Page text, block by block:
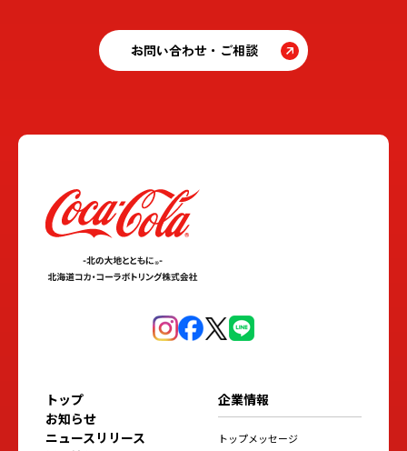
お問い合わせ・ご相談
トップ
お知らせ
ニュースリリース
企業情報
トップメッセージ